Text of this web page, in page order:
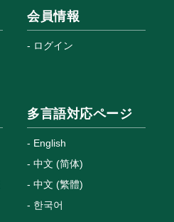
会員情報
ログイン
多言語対応ページ
English
中文 (简体)
中文 (繁體)
한국어